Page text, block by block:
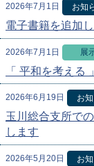
2026年7月1日 お知
電子書籍を追加
2026年7月1日 展
「 平和を考える 」
2026年6月19日 お
玉川総合支所で
します
2026年5月20日 お